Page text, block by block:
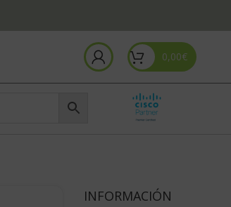
0,00€
INFORMACIÓN